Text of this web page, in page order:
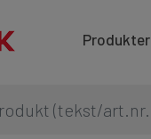
Produkter